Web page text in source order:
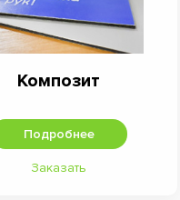
Композит
Подробнее
Заказать